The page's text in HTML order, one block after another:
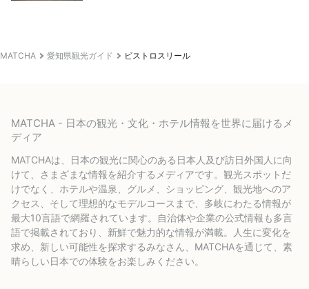
MATCHA 愛知県観光ガイド ビストロスリール
MATCHA - 日本の観光・文化・ホテル情報を世界に届けるメ
ディア
MATCHAは、日本の観光に関心のある日本人及び訪日外国人に向
けて、さまざまな情報を紹介するメディアです。観光スポットだ
けでなく、ホテルや温泉、グルメ、ショッピング、観光地へのア
クセス、そして理想的なモデルコースまで、多岐にわたる情報が
最大10言語で網羅されています。自治体や企業の公式情報も多言
語で掲載されており、新鮮で魅力的な情報が満載。人生に変化を
求め、新しい可能性を探求するみなさん、MATCHAを通じて、素
晴らしい日本での体験をお楽しみください。